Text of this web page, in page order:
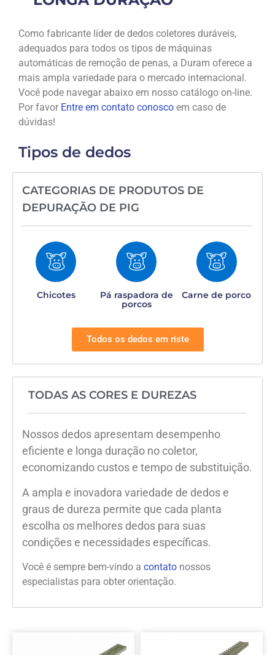
Como fabricante líder de dedos coletores duráveis,
adequados para todos os tipos de máquinas
automáticas de remoção de penas, a Duram oferece a
mais ampla variedade para o mercado internacional.
Você pode navegar abaixo em nosso catálogo on-line.
Por favor Entre em contato conosco em caso de
dúvidas!
Tipos de dedos
CATEGORIAS DE PRODUTOS DE
DEPURAÇÃO DE PIG
Chicotes
Pá raspadora de
porcos
Carne de porco
Todos os dedos em riste
TODAS AS CORES E DUREZAS
Nossos dedos apresentam desempenho
eficiente e longa duração no coletor,
economizando custos e tempo de substituição.
A ampla e inovadora variedade de dedos e
graus de dureza permite que cada planta
escolha os melhores dedos para suas
condições e necessidades específicas.
Você é sempre bem-vindo a contato nossos
especialistas para obter orientação.